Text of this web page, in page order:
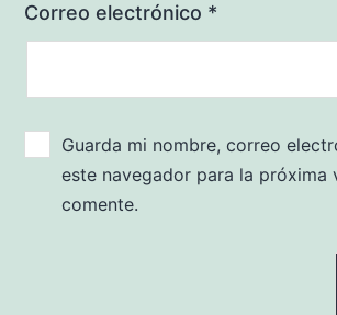
Correo electrónico *
Guarda mi nombre, correo
este navegador para la próxima
comente.